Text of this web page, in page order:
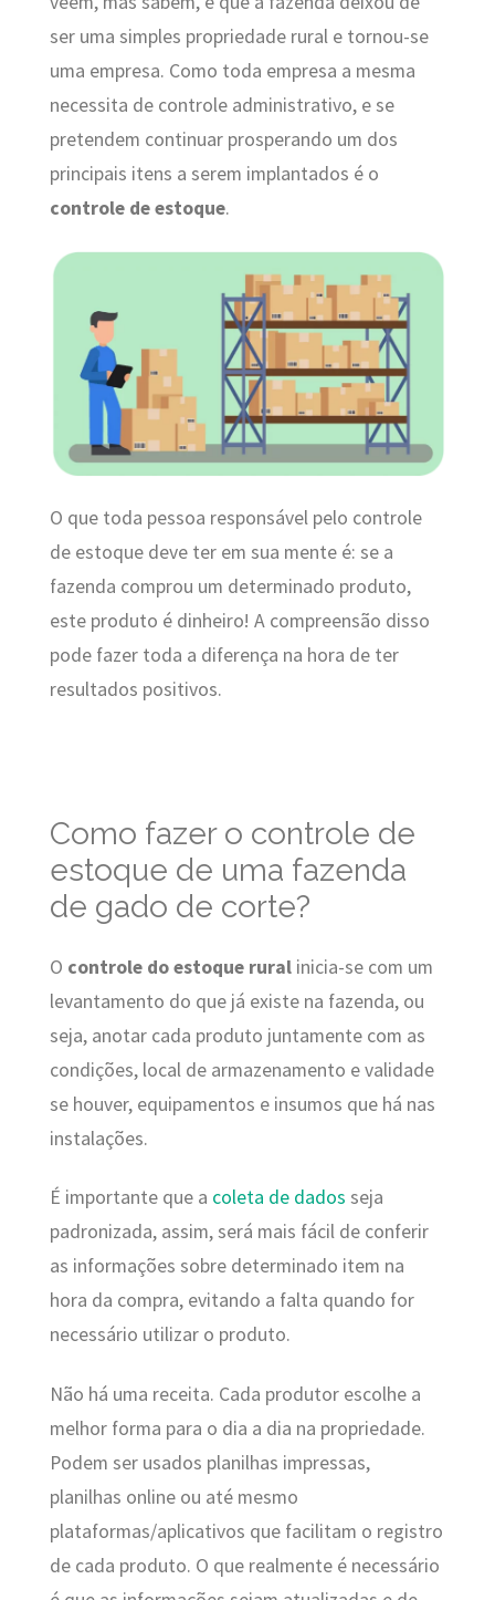
ser uma simples propriedade rural e tornou-se
uma empresa. Como toda empresa a mesma
necessita de controle administrativo, e se
pretendem continuar prosperando um dos
principais itens a serem implantados é o
controle de estoque.
O que toda pessoa responsável pelo controle
de estoque deve ter em sua mente é: se a
fazenda comprou um determinado produto,
este produto é dinheiro! A compreensão disso
pode fazer toda a diferença na hora de ter
resultados positivos.
Como fazer o controle de
estoque de uma fazenda
de gado de corte?
O controle do estoque ruralinicia-se com um
levantamento do que já existe na fazenda, ou
seja, anotar cada produto juntamente com as
condições, local de armazenamento e validade
se houver, equipamentos e insumos que há nas
instalações.
É importante que a coleta de dados seja
padronizada, assim, será mais fácil de conferir
as informações sobre determinado item na
hora da compra, evitando a falta quando for
necessário utilizar o produto.
Não há uma receita. Cada produtor escolhe a
melhor forma para o dia a dia na propriedade.
Podem ser usados planilhas impressas,
planilhas online ou até mesmo
plataformas/aplicativos que facilitam o registro
de cada produto. O que realmente é necessário